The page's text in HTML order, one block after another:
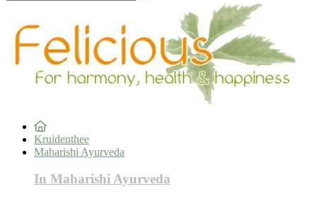
Kruidenthee
Maharishi Ayurveda
In Maharishi Ayurveda